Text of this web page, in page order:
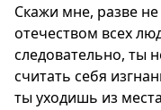
Скажи мне, разве
отечеством всех
следовательно, ты
считать себя
ты уходишь из